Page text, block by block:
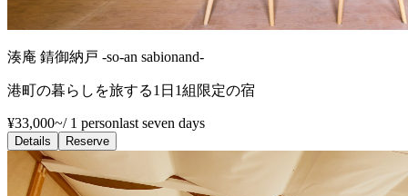
湊庵 錆御納戸 -so-an sabionand-
港町の暮らしを旅する1日1組限定の宿
¥33,000~/ 1 personlast seven days
Details Reserve